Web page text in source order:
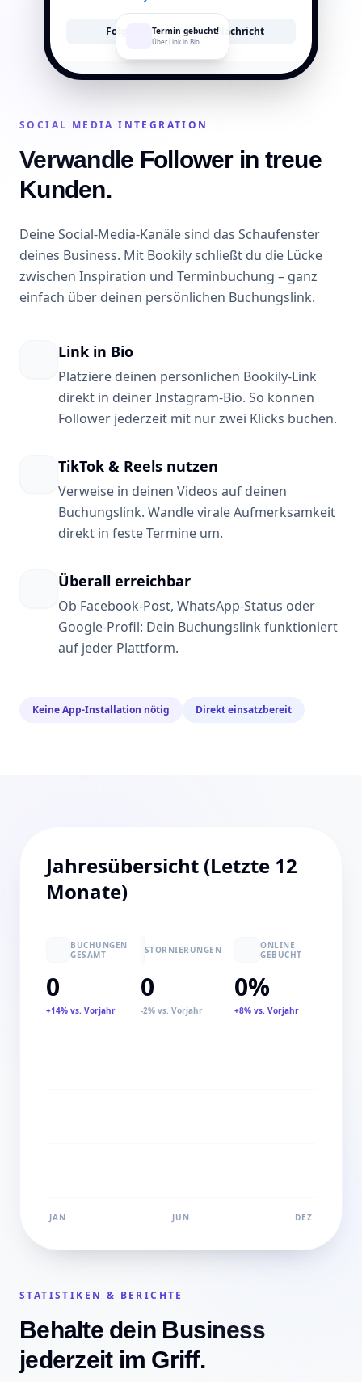
SOCIAL MEDIA INTEGRATION
Verwandle Follower in treue
Kunden.
Deine Social-Media-Kanäle sind das Schaufenster
deines Business. Mit Bookily schließt du die Lücke
zwischen Inspiration und Terminbuchung – ganz
einfach über deinen persönlichen Buchungslink.
Link in Bio
Platziere deinen persönlichen Bookily-Link
direkt in deiner Instagram-Bio. So können
Follower jederzeit mit nur zwei Klicks buchen.
TikTok & Reels nutzen
Verweise in deinen Videos auf deinen
Buchungslink. Wandle virale Aufmerksamkeit
direkt in feste Termine um.
Überall erreichbar
Ob Facebook-Post, WhatsApp-Status oder
Google-Profil: Dein Buchungslink funktioniert
auf jeder Plattform.
Keine App-Installation nötig Direkt einsatzbereit
Folgen Nachricht
Termin gebucht!
Jahresübersicht (Letzte 12
Monate)
BUCHUNGEN
GESAMT
0
+14% vs. Vorjahr
STORNIERUNGEN
0
-2% vs. Vorjahr
ONLINE
GEBUCHT
0%
+8% vs. Vorjahr
JAN JUN DEZ
STATISTIKEN & BERICHTE
Behalte dein Business
jederzeit im Griff.